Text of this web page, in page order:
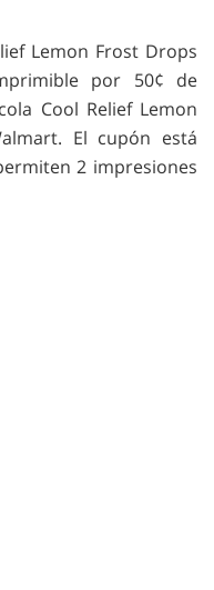
Lemon Frost Drops
por 50¢ de
Cool Relief Lemon
El cupón está
2 impresiones